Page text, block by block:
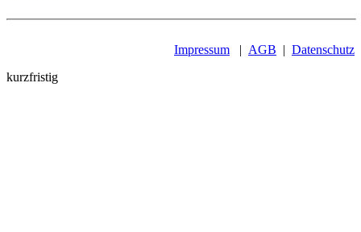
Impressum | AGB | Datenschutz
kurzfristig